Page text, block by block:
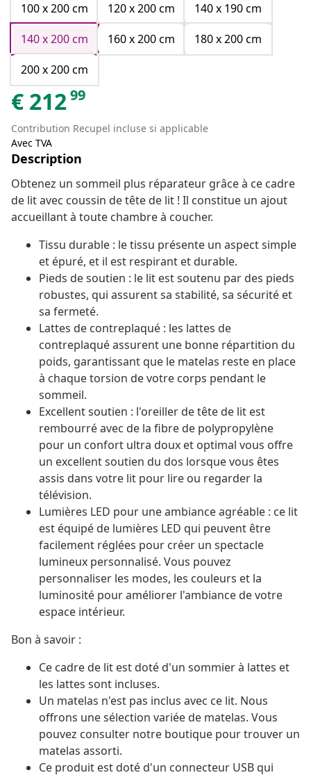
100 x 200 cm
120 x 200 cm
140 x 190 cm
140 x 200 cm
160 x 200 cm
180 x 200 cm
200 x 200 cm
€ 21299
Contribution Recupel incluse si applicable
Avec TVA
Description
Obtenez un sommeil plus réparateur grâce à ce cadre
de lit avec coussin de tête de lit ! Il constitue un ajout
accueillant à toute chambre à coucher.
Tissu durable : le tissu présente un aspect simple
et épuré, et il est respirant et durable.
Pieds de soutien : le lit est soutenu par des pieds
robustes, qui assurent sa stabilité, sa sécurité et
sa fermeté.
Lattes de contreplaqué : les lattes de
contreplaqué assurent une bonne répartition du
poids, garantissant que le matelas reste en place
à chaque torsion de votre corps pendant le
sommeil.
Excellent soutien : l'oreiller de tête de lit est
rembourré avec de la fibre de polypropylène
pour un confort ultra doux et optimal vous offre
un excellent soutien du dos lorsque vous êtes
assis dans votre lit pour lire ou regarder la
télévision.
Lumières LED pour une ambiance agréable : ce lit
est équipé de lumières LED qui peuvent être
facilement réglées pour créer un spectacle
lumineux personnalisé. Vous pouvez
personnaliser les modes, les couleurs et la
luminosité pour améliorer l'ambiance de votre
espace intérieur.
Bon à savoir :
Ce cadre de lit est doté d'un sommier à lattes et
les lattes sont incluses.
Un matelas n'est pas inclus avec ce lit. Nous
offrons une sélection variée de matelas. Vous
pouvez consulter notre boutique pour trouver un
matelas assorti.
Ce produit est doté d'un connecteur USB qui